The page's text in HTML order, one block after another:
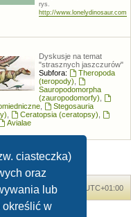
ciasteczka)
oraz
lub
określić w
rys.
http://www.lonelydinosaur.com
Dyskusje na temat
"strasznych jaszczurów"
Subfora:
Theropoda
(teropody)
Sauropodomorpha
(zauropodomorfy)
Stegosauria
Ceratopsia (ceratopsy)
Avialae
Strefa czasowa UTC+01:00